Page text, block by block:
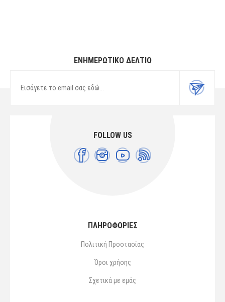
ΕΝΗΜΕΡΩΤΙΚΌ ΔΕΛΤΊΟ
FOLLOW US
ΠΛΗΡΟΦΟΡΙΕΣ
Πολιτική Προστασίας
Όροι χρήσης
Σχετικά με εμάς